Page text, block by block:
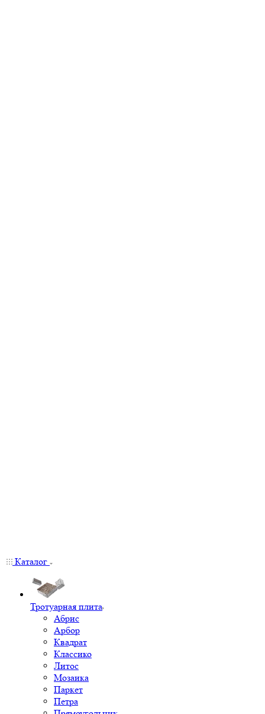
Каталог
Тротуарная плита
Абрис
Арбор
Квадрат
Классико
Литос
Мозаика
Паркет
Петра